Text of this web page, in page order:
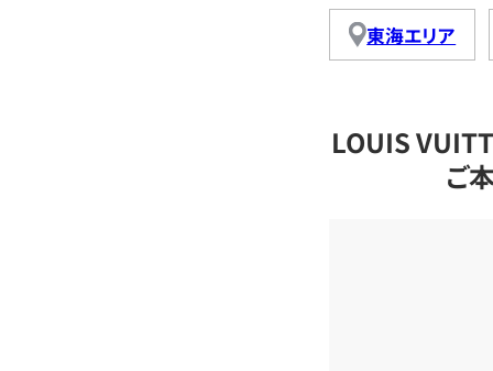
東海エリア
LOUIS
ご